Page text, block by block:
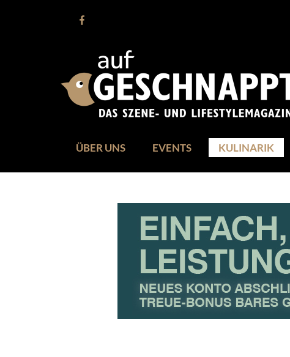
ÜBER UNS EVENTS KULINARIK